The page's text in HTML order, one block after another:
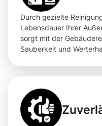
Durch gezielte
Lebensdauer Ihrer
sorgt mit der
Sauberkeit und